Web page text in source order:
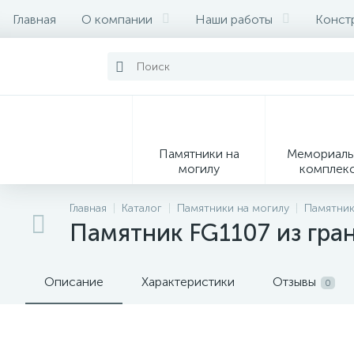
Главная О компании Наши работы
Памятники на
могилу
Главная Каталог Памятники на могилу
Памятник FG1107 из
Описание Характеристики Отзывы 0